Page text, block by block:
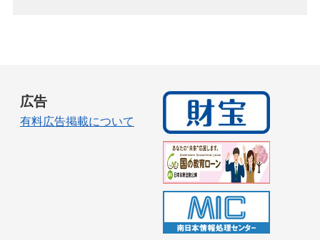
広告
有料広告掲載について